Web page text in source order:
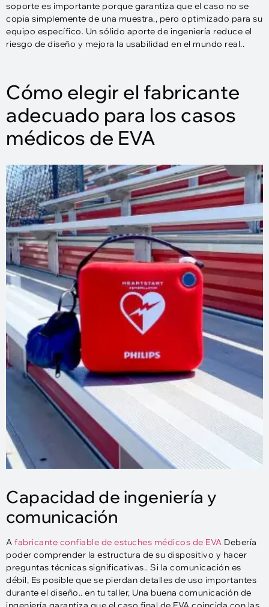
soporte es importante porque garantiza que el caso no se
copia simplemente de una muestra., pero optimizado para su
equipo específico. Un sólido aporte de ingeniería reduce el
riesgo de diseño y mejora la usabilidad en el mundo real..
Cómo elegir el fabricante
adecuado para los casos
médicos de EVA
Capacidad de ingeniería y
comunicación
A fabricante confiable de estuches médicos de EVA Debería
poder comprender la estructura de su dispositivo y hacer
preguntas técnicas significativas.. Si la comunicación es
débil, Es posible que se pierdan detalles de uso importantes
durante el diseño.. en tu taller, Una buena comunicación de